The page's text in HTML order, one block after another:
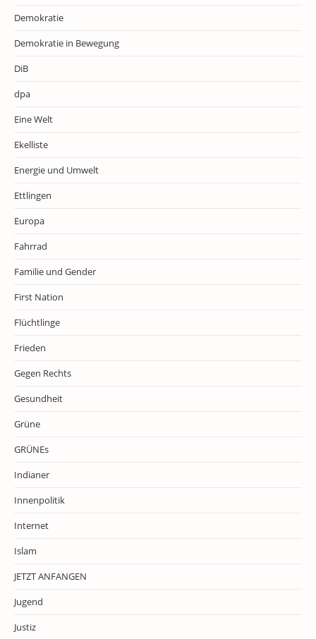
Demokratie
Demokratie in Bewegung
DiB
dpa
Eine Welt
Ekelliste
Energie und Umwelt
Ettlingen
Europa
Fahrrad
Familie und Gender
First Nation
Flüchtlinge
Frieden
Gegen Rechts
Gesundheit
Grüne
GRÜNEs
Indianer
Innenpolitik
Internet
Islam
JETZT ANFANGEN
Jugend
Justiz